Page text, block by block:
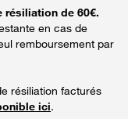
résiliation de 60€.
en cas de
remboursement par
résiliation facturés
ici.